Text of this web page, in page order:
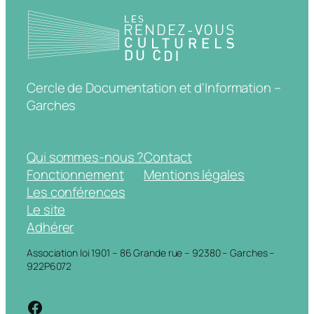
Cercle de Documentation et d'Information –
Garches
Qui sommes-nous ?
Fonctionnement
Les conférences
Le site
Adhérer
Contact
Mentions légales
Association loi 1901 – 86 Grande rue – 92380 – Garches –
922P6072
https://www.facebook.com/